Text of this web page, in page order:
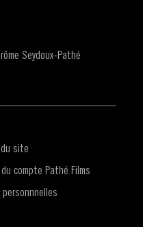
Seydoux-Pathé
site
compte Pathé Films